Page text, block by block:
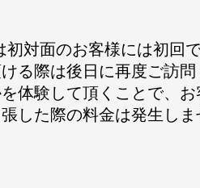
初対面のお客様には初回
る際は後日に再度ご訪
体験して頂くことで、
した際の料金は発生し